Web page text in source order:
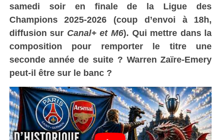
samedi soir en finalede la Ligue des
Champions 2025-2026 (coup d’envoi à 18h,
diffusionsur Canal+ etM6). Qui mettre dans la
composition pour remporter le titre une
seconde année de suite ? Warren Zaïre-Emery
peut-il être sur le banc ?